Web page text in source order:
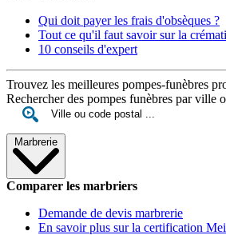
Qui doit payer les frais d'obsèques ?
Tout ce qu'il faut savoir sur la
10 conseils d'expert
Trouvez les meilleures pompes-funèbres
Rechercher des pompes funèbres par ville
Marbrerie
Comparer les marbriers
Demande de devis marbrerie
En savoir plus sur la certification